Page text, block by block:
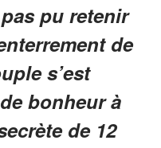
pu retenir
de
s’est
bonheur à
de 12